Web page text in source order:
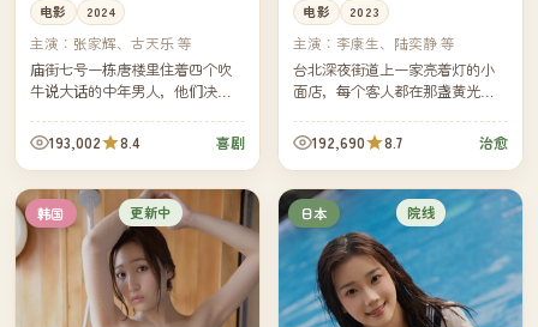
电影 2024
主演： 张家辉、古天乐 等
庙街七号一栋唐楼里住着四个吹
牛说大话的中年男人，他们决定
意没开张几天，却真的接到了一
桩真实的失踪案。
193,002 8.4 喜剧
电影 2023
主演： 李康生、陆奕静 等
台北深夜街道上一家亮着灯的小
面店，每个客人都在那盏黄光下
对白，灯影里却写满了城市最深
的沉默。
192,690 8.7 治愈
韩国 更新中 日本 院线